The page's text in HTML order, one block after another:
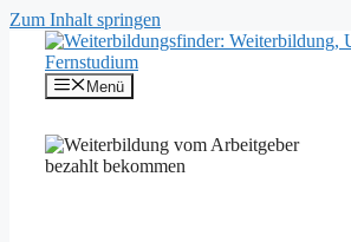
Zum Inhalt springen
Menü